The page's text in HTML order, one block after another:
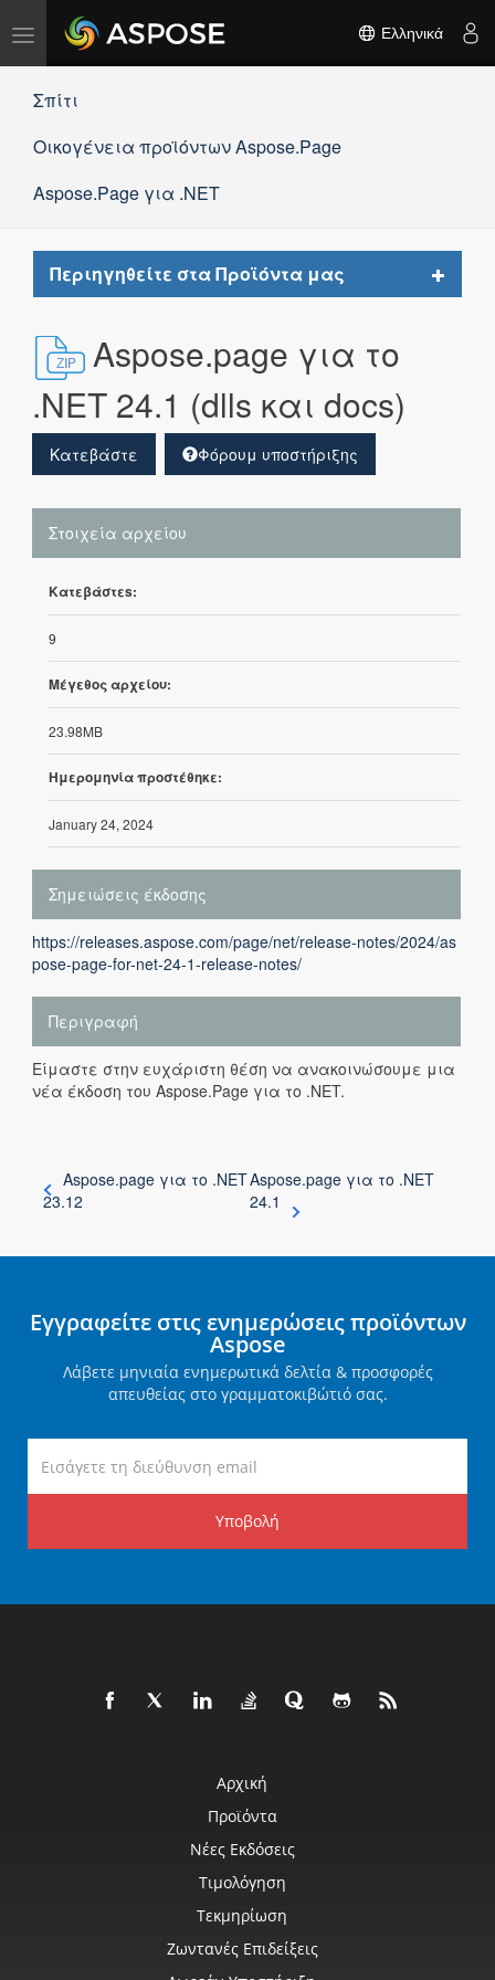
Εναλλαγή
πλοήγησης
Ελληνικά
Σπίτι
Οικογένεια προϊόντων Aspose.Page
Aspose.Page για .NET
Περιηγηθείτε στα Προϊόντα μας
Toggle
Aspose.page για το
.NET 24.1 (dlls και docs)
Κατεβάστε Φόρουμ υποστήριξης
Στοιχεία αρχείου
Κατεβάστεs:
9
Μέγεθος αρχείου:
23.98MB
Ημερομηνία προστέθηκε:
January 24, 2024
Σημειώσεις έκδοσης
https://releases.aspose.com/page/net/release-notes/2024/as
pose-page-for-net-24-1-release-notes/
Περιγραφή
Είμαστε στην ευχάριστη θέση να ανακοινώσουμε μια
νέα έκδοση του Aspose.Page για το .NET.
Aspose.page για το .NET
23.12
Aspose.page για το .NET
24.1
Εγγραφείτε στις ενημερώσεις προϊόντων
Aspose
Λάβετε μηνιαία ενημερωτικά δελτία & προσφορές
απευθείας στο γραμματοκιβώτιό σας.
Υποβολή
Αρχική
Προϊόντα
Νέες Εκδόσεις
Τιμολόγηση
Τεκμηρίωση
Ζωντανές Επιδείξεις